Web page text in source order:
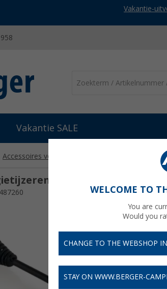
Vakantie-
Vakantie SALE
Accessoires voor barbecues & kooktoestellen
pan
WELCOME TO
You are
Would you
CHANGE TO THE WEBSHOP
STAY ON WWW.BERGER-